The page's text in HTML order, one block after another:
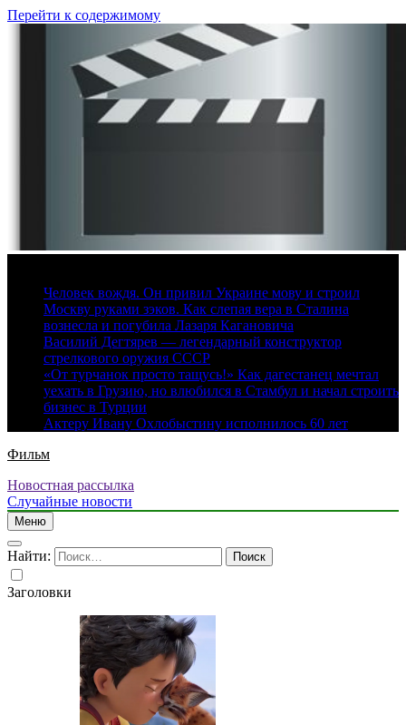
Перейти к содержимому
Человек вождя. Он привил Украине мову и строил
Москву руками зэков. Как слепая вера в Сталина
вознесла и погубила Лазаря Кагановича
Василий Дегтярев — легендарный конструктор
стрелкового оружия СССР
«От турчанок просто тащусь!» Как дагестанец мечтал
уехать в Грузию, но влюбился в Стамбул и начал строить
бизнес в Турции
Актеру Ивану Охлобыстину исполнилось 60 лет
Фильм
Новостная рассылка
Случайные новости
Меню
Найти:
Заголовки